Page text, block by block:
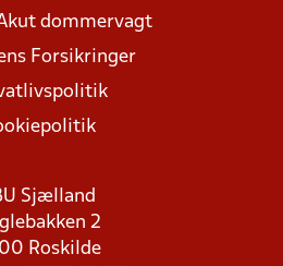
dommervagt
Forsikringer
Sjælland
2
Roskilde